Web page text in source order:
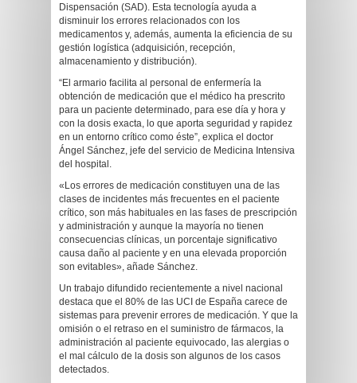
Dispensación (SAD). Esta tecnología ayuda a
disminuir los errores relacionados con los
medicamentos y, además, aumenta la eficiencia de su
gestión logística (adquisición, recepción,
almacenamiento y distribución).
“El armario facilita al personal de enfermería la
obtención de medicación que el médico ha prescrito
para un paciente determinado, para ese día y hora y
con la dosis exacta, lo que aporta seguridad y rapidez
en un entorno crítico como éste”, explica el doctor
Ángel Sánchez, jefe del servicio de Medicina Intensiva
del hospital.
«Los errores de medicación constituyen una de las
clases de incidentes más frecuentes en el paciente
crítico, son más habituales en las fases de prescripción
y administración y aunque la mayoría no tienen
consecuencias clínicas, un porcentaje significativo
causa daño al paciente y en una elevada proporción
son evitables», añade Sánchez.
Un trabajo difundido recientemente a nivel nacional
destaca que el 80% de las UCI de España carece de
sistemas para prevenir errores de medicación. Y que la
omisión o el retraso en el suministro de fármacos, la
administración al paciente equivocado, las alergias o
el mal cálculo de la dosis son algunos de los casos
detectados.